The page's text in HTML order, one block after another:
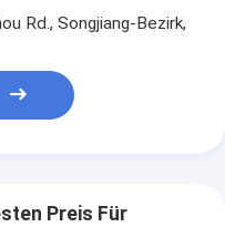
Rd., Songjiang-Bezirk,
Preis Für